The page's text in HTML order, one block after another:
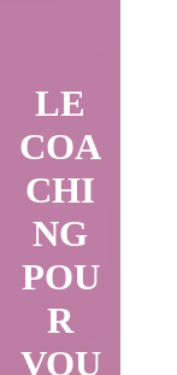
LE
COA
CHI
NG
POU
R
VOU